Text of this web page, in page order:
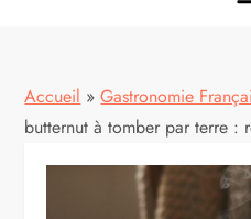
Accueil » Gastronomie
butternut à tomber par terre :